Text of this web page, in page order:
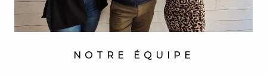
CONTACTER
L'AGENCE